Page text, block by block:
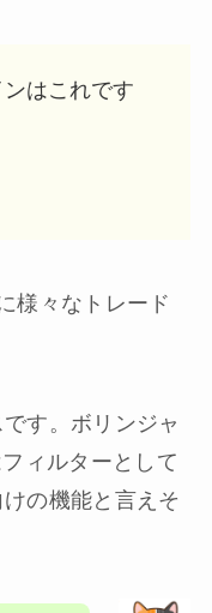
はこれです
様々なトレード
す。ボリンジャ
ィルターとして
の機能と言えそ